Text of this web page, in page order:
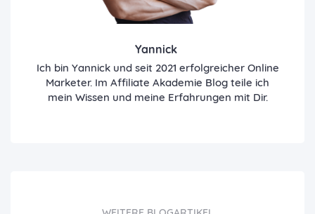
Yannick
Ich bin Yannick und seit 2021 erfolgreicher Online
Marketer. Im Affiliate Akademie Blog teile ich
mein Wissen und meine Erfahrungen mit Dir.